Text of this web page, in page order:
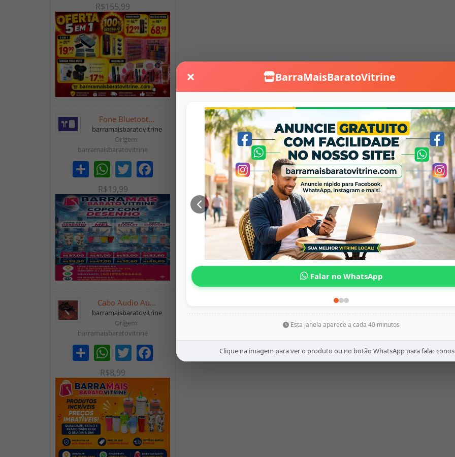
× BarraMaisBaratoVitrine
Falar no WhatsApp
Falar no WhatsApp
Esta janela aparece a cada 40 minutos
Clique na imagem para ver o produto ou no botão WhatsApp para falar
R$155,99
Fone Bluetoot...
barramaisbaratovitrine
Origem:
barramaisbaratovitrine
Share WhatsAppTwitter Facebook
R$19,99
Cabo Audio Au...
barramaisbaratovitrine
Origem:
barramaisbaratovitrine
Share WhatsAppTwitter Facebook
R$8,99